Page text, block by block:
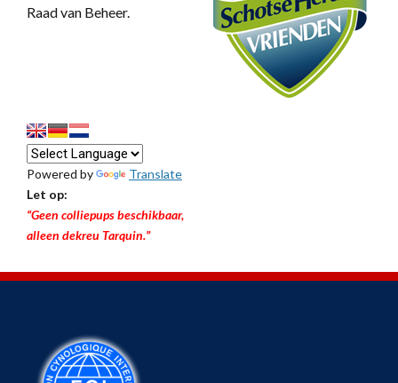
Raad van Beheer.
Powered by
Translate
Let op:
“Geen colliepups beschikbaar,
alleen dekreu Tarquin.”